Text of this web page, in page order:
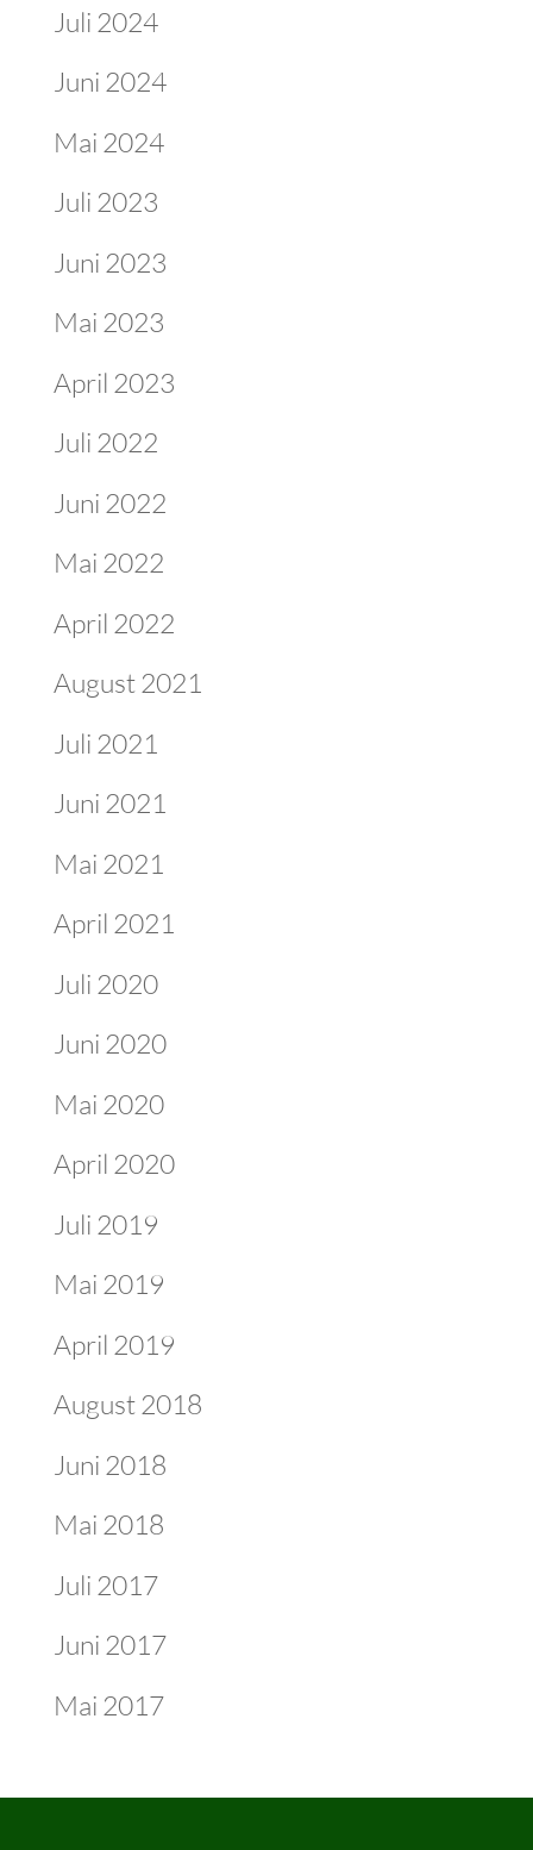
Juli 2024
Juni 2024
Mai 2024
Juli 2023
Juni 2023
Mai 2023
April 2023
Juli 2022
Juni 2022
Mai 2022
April 2022
August 2021
Juli 2021
Juni 2021
Mai 2021
April 2021
Juli 2020
Juni 2020
Mai 2020
April 2020
Juli 2019
Mai 2019
April 2019
August 2018
Juni 2018
Mai 2018
Juli 2017
Juni 2017
Mai 2017